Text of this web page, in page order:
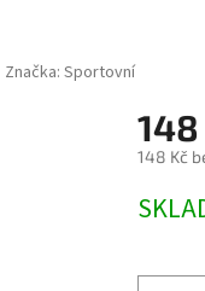
Značka:Sportovní
148
148 Kč
cena: